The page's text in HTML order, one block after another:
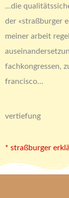
…die
der «straßburger
meiner arbeit
fachkongressen,
francisco…
vertiefung
* straßburger